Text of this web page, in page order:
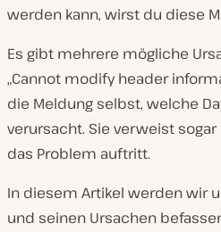
werden kann, wirst du diese
Es gibt mehrere mögliche
„Cannot modify header
die Meldung selbst, welche
verursacht. Sie verweist
das Problem auftritt.
In diesem Artikel werden wir
und seinen Ursachen